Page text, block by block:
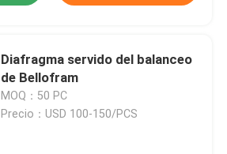
Diafragma servido del balanceo
de Bellofram
MOQ：50 PC
Precio：USD 100-150/PCS